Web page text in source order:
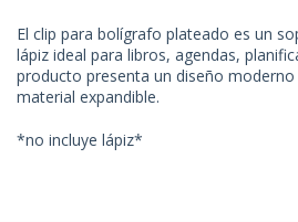
El clip para bolígrafo plateado es un
lápiz ideal para libros, agendas,
producto presenta un diseño
material expandible.
*no incluye lápiz*